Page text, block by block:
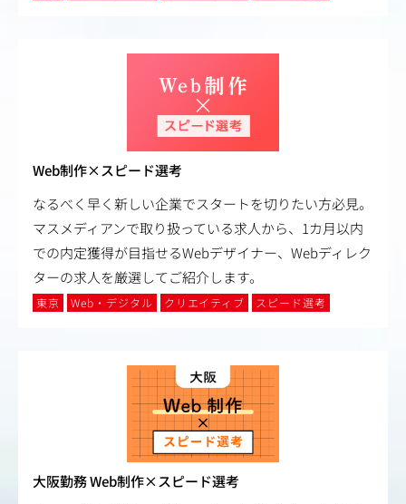
Web制作×スピード選考
なるべく早く新しい企業でスタートを切りたい方必見。
マスメディアンで取り扱っている求人から、1カ月以内
での内定獲得が目指せるWebデザイナー、Webディレク
ターの求人を厳選してご紹介します。
東京 Web・デジタル クリエイティブ スピード選考
大阪勤務 Web制作×スピード選考